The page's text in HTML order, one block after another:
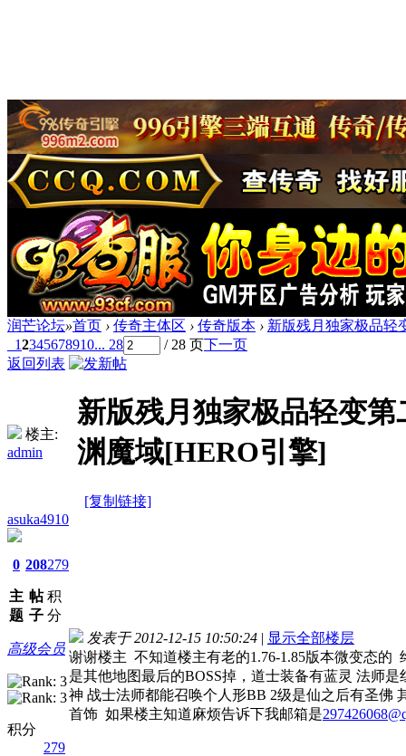
润芒论坛»首页 › 传奇主体区 › 传奇版本 › 新版残月独家极品轻
12345678910... 28 / 28 页下一页
返回列表
楼主:
admin
新版残月独家极品轻变
渊魔域[HERO引擎]
[复制链接]
asuka4910
0
主
题
208
帖
子
279
积
分
高级会员
积分
279
发表于 2012-12-15 10:50:24 | 显示全部楼层
谢谢楼主 不知道楼主有老的1.76-1.85版本微变态的
是其他地图最后的BOSS掉，道士装备有蓝灵 法师
神 战士法师都能召唤个人形BB 2级是仙之后有圣佛
首饰 如果楼主知道麻烦告诉下我邮箱是